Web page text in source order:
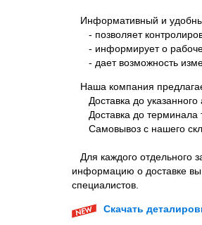
Информативный и
- позволяет
- информирует о
- дает возможность
Наша компания
Доставка до указанного
Доставка до терминала
Самовывоз с нашего
Для каждого отдельного
информацию о доставке
специалистов.
Скачать